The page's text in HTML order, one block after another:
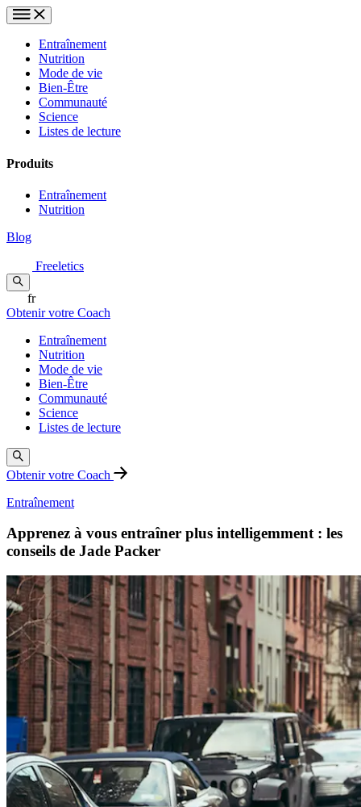
Entraînement
Nutrition
Mode de vie
Bien-Être
Communauté
Science
Listes de lecture
Produits
Entraînement
Nutrition
Blog
Freeletics
fr
Obtenir votre Coach
Entraînement
Nutrition
Mode de vie
Bien-Être
Communauté
Science
Listes de lecture
Obtenir votre Coach
Entraînement
Apprenez à vous entraîner plus intelligemment : les
conseils de Jade Packer